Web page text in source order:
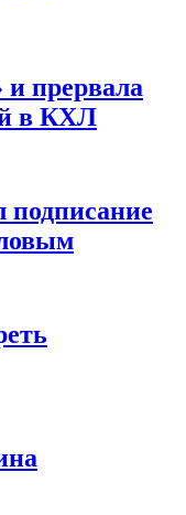
прервала
в КХЛ
подписание